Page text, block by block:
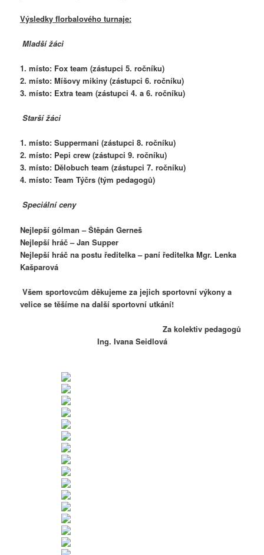
Výsledky florbalového turnaje:
Mladší žáci
1. místo: Fox team (zástupci 5. ročníku)
2. místo: Míšovy mikiny (zástupci 6. ročníku)
3. místo: Extra team (zástupci 4. a 6. ročníku)
Starší žáci
1. místo: Suppermani (zástupci 8. ročníku)
2. místo: Pepi crew (zástupci 9. ročníku)
3. místo: Dělobuch team (zástupci 7. ročníku)
4. místo: Team Týčrs (tým pedagogů)
Speciální ceny
Nejlepší gólman – Štěpán Gerneš
Nejlepší hráč – Jan Supper
Nejlepší hráč na postu ředitelka – paní ředitelka Mgr. Lenka
Kašparová
Všem sportovcům děkujeme za jejich sportovní výkony a
velice se těšíme na další sportovní utkání!
Za kolektiv pedagogů
Ing. Ivana Seidlová